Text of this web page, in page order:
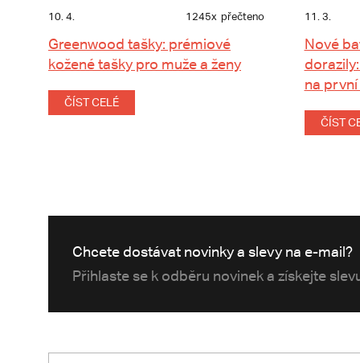
10. 4. 1245x přečteno
Greenwood tašky: prémiové
kožené tašky pro muže a ženy
ČÍST CELÉ
11. 3.
Nové
na
ČÍST
Chcete dostávat novinky a slevy na e-mail?
Přihlaste se k odběru novinek a získejte